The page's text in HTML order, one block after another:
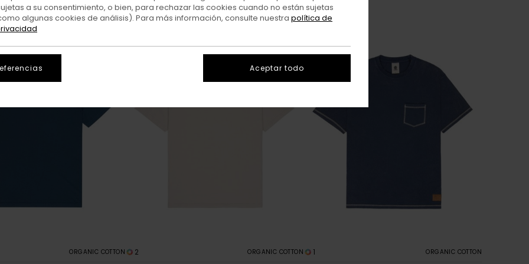
ORGANIC COTTON 2 ORGANIC COTTON 1 ORGANIC COTTON
a su consentimiento, o bien, para rechazar las cookies cuando no están sujetas
algunas cookies de análisis). Para más información, consulte nuestra política de
Aceptar todo